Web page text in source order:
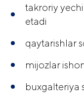
takroriy
etadi
qaytarishlar
mijozlar
buxgalteriya